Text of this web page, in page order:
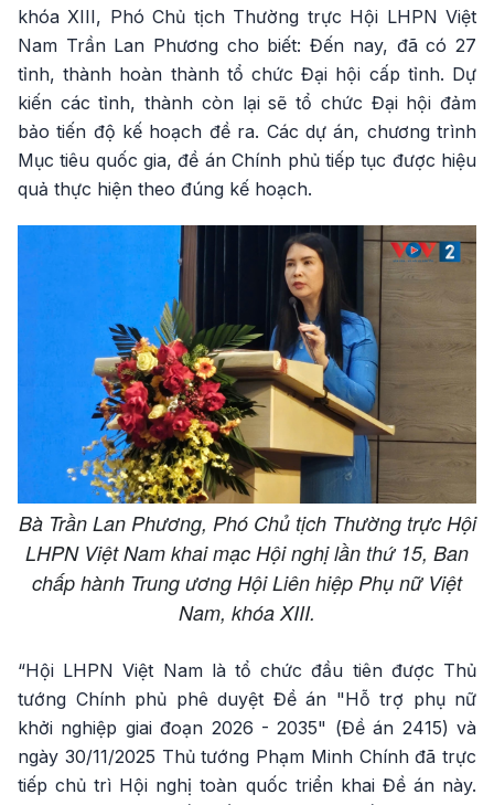
khóa XIII, Phó Chủ tịch Thường trực Hội LHPN Việt
Nam Trần Lan Phương cho biết: Đến nay, đã có 27
tỉnh, thành hoàn thành tổ chức Đại hội cấp tỉnh. Dự
kiến các tỉnh, thành còn lại sẽ tổ chức Đại hội đảm
bảo tiến độ kế hoạch đề ra. Các dự án, chương trình
Mục tiêu quốc gia, đề án Chính phủ tiếp tục được hiệu
quả thực hiện theo đúng kế hoạch.
Bà Trần Lan Phương, Phó Chủ tịch Thường trực Hội
LHPN Việt Nam khai mạc Hội nghị lần thứ 15, Ban
chấp hành Trung ương Hội Liên hiệp Phụ nữ Việt
Nam, khóa XIII.
“Hội LHPN Việt Nam là tổ chức đầu tiên được Thủ
tướng Chính phủ phê duyệt Đề án "Hỗ trợ phụ nữ
khởi nghiệp giai đoạn 2026 - 2035" (Đề án 2415) và
ngày 30/11/2025 Thủ tướng Phạm Minh Chính đã trực
tiếp chủ trì Hội nghị toàn quốc triển khai Đề án này.